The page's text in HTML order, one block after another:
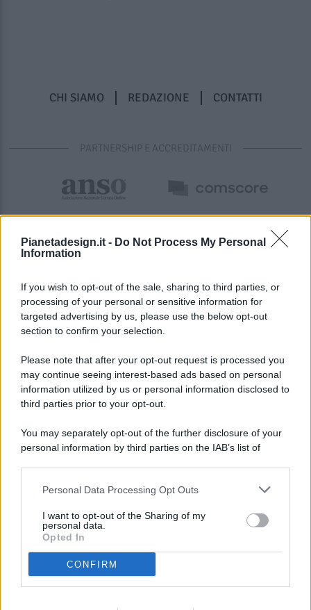
Pianetadesign.it - Do Not Process My Personal
Information
If you wish to opt-out of the sale, sharing to third parties, or
processing of your personal or sensitive information for
targeted advertising by us, please use the below opt-out
section to confirm your selection.
Please note that after your opt-out request is processed you
may continue seeing interest-based ads based on personal
information utilized by us or personal information disclosed to
third parties prior to your opt-out.
You may separately opt-out of the further disclosure of your
personal information by third parties on the IAB’s list of
This information may also be disclosed by us to third parties
disclose it to other third parties.
Personal Data Processing Opt Outs
I want to opt-out of the Sharing of my
personal data.
Opted In
CONFIRM
CHI SIAMO REDAZIONE CONTATTI
PARTNERSHIP E ACCREDITAMENTI
© 2026 - Pianeta Design - P.IVA 04827280654 - Testata
Registrata Al Tribunale Di Nocera Inferiore N. 8/2020 - RG N.
ISCRIZIONE AL ROC N. 35792 – ISCRITTA ALL’ANSO
(ASSOCIAZIONE NAZIONALE STAMPA ONLINE)
PREFERENZE PRIVACY